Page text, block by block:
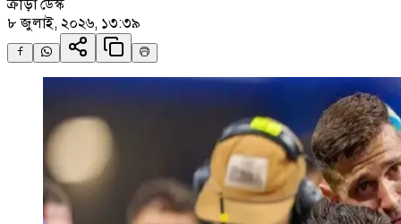
ক্রীড়া ডেস্ক
৮ জুলাই, ২০২৬, ১৩:৩৯